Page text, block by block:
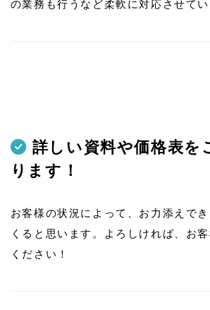
の業務も行うなど柔軟に対応させてい
詳しい資料や価格表を
ります！
お客様の状況によって、お力添えで
くると思います。よろしければ、お
ください！